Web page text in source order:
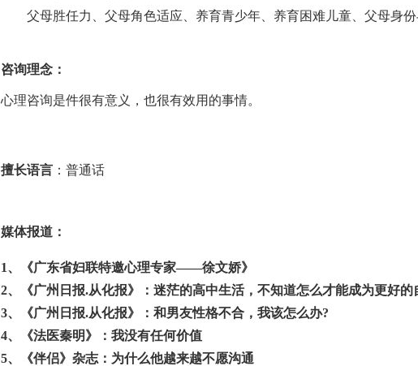
父母胜任力、父母角色适应、养育青少年、养育困难儿童、父母身
咨询理念：
心理咨询是件很有意义，也很有效用的事情。
擅长语言 ：普通话
媒体报道：
1、
《广东省妇联特邀心理专家——徐文娇》
2、
《广州日报.从化报》：迷茫的高中生活，不知道怎么才能成为更好的
3、
《广州日报.从化报》：和男友性格不合，我该怎么办?
4、
《法医秦明》：我没有任何价值
5、
《伴侣》杂志：为什么他越来越不愿沟通